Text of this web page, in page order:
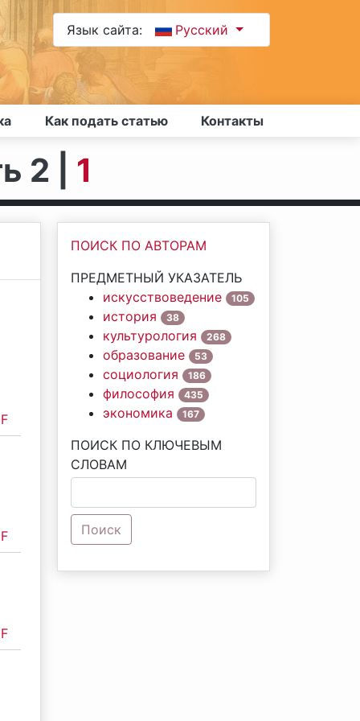
Язык сайта: Русский
Как подать статью Контакты
2 | 1
ПОИСК ПО АВТОРАМ
ПРЕДМЕТНЫЙ УКАЗАТЕЛЬ
искусствоведение
105
история 38
культурология 268
образование 53
социология 186
философия 435
экономика 167
ПОИСК ПО КЛЮЧЕВЫМ
СЛОВАМ
Поиск